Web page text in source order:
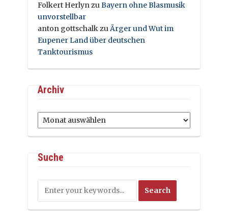
Folkert HerlynzuBayern ohne Blasmusik
unvorstellbar
anton gottschalkzuÄrger und Wut im
Eupener Land über deutschen
Tanktourismus
Archiv
Archiv
Suche